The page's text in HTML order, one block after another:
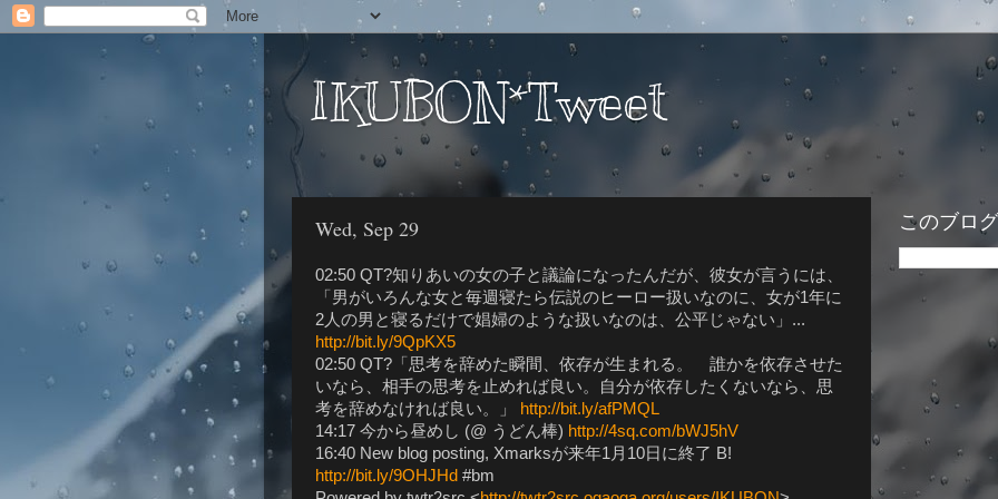
IKUBON*Tweet
Wed, Sep 29
02:50 QT?知りあいの女の子と議論になったんだが、彼女が言うには、
「男がいろんな女と毎週寝たら伝説のヒーロー扱いなのに、女が1年に
2人の男と寝るだけで娼婦のような扱いなのは、公平じゃない」...
http://bit.ly/9QpKX5
02:50 QT?「思考を辞めた瞬間、依存が生まれる。 誰かを依存させた
いなら、相手の思考を止めれば良い。自分が依存したくないなら、思
考を辞めなければ良い。」
http://bit.ly/afPMQL
14:17 今から昼めし (@ うどん棒) http://4sq.com/bWJ5hV
16:40 New blog posting, Xmarksが来年1月10日に終了 B!
http://bit.ly/9OHJHd #bm
このブロ